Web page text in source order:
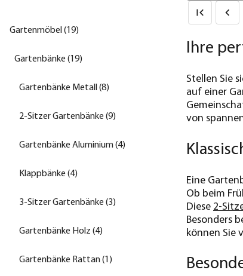
Gartenmöbel (19)
Gartenbänke (19)
Gartenbänke Metall (8)
2-Sitzer Gartenbänke (9)
Gartenbänke Aluminium (4)
Klappbänke (4)
3-Sitzer Gartenbänke (3)
Gartenbänke Holz (4)
Gartenbänke Rattan (1)
Ihre
Stellen Sie
auf einer
von
Eine
Ob beim
Diese 2-
Besonders
können Sie